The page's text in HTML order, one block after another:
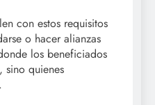
con estos requisitos
o hacer alianzas
los beneficiados
sino quienes